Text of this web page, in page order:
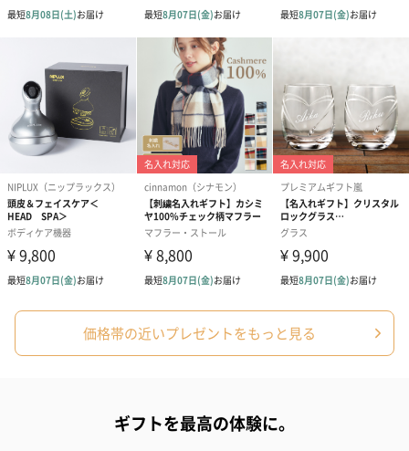
（660円）
スイーツ
スイーツを同梱してお届けいたします。ギフトへの＋αにおすすめ
ゼリーバウム カット
麦わらパンダバウム
3層デザート
価格帯の近いプレゼントをもっと見る
ギフトを最高の体験に。